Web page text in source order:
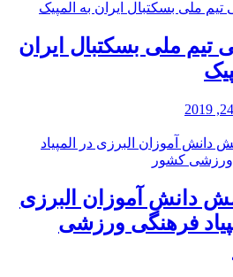
تیم ملی بسکتبال ایران
دانش آموزان البرزی
فرهنگی ورزشی